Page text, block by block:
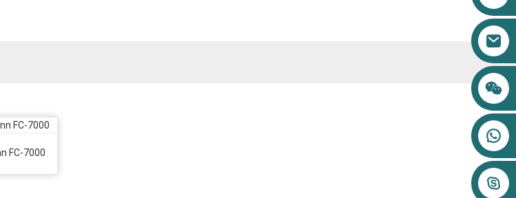
FC-7000